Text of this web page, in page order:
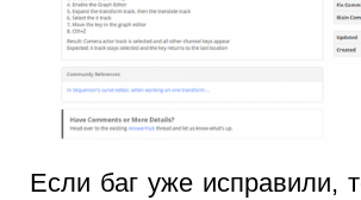
Если баг уже исправили,